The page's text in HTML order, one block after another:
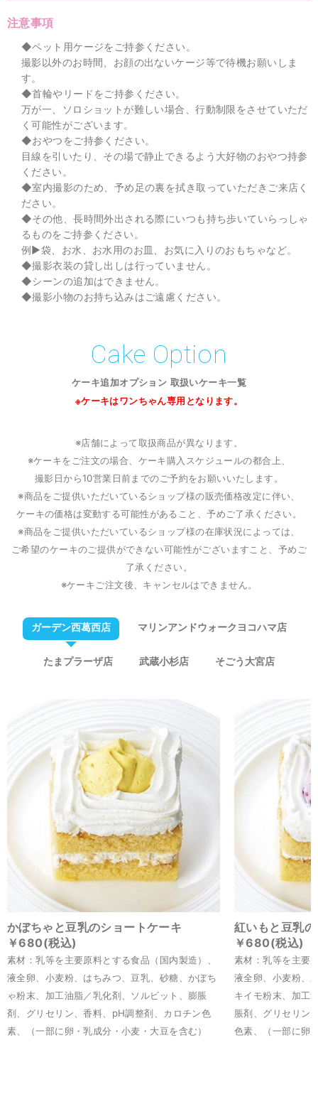
注意事項
◆ペット用ケージをご持参ください。
撮影以外のお時間、お顔の出ないケージ等で待機お願いしま
す。
◆首輪やリードをご持参ください。
万が一、ソロショットが難しい場合、行動制限をさせていただ
く可能性がございます。
◆おやつをご持参ください。
目線を引いたり、その場で静止できるよう大好物のおやつ持参
ください。
◆室内撮影のため、予め足の裏を拭き取っていただきご来店く
ださい。
◆その他、長時間外出される際にいつも持ち歩いていらっしゃ
るものをご持参ください。
例▶︎袋、お水、お水用のお皿、お気に入りのおもちゃなど。
◆撮影衣装の貸し出しは行っていません。
◆シーンの追加はできません。
◆撮影小物のお持ち込みはご遠慮ください。
Cake Option
ケーキ追加オプション 取扱いケーキ一覧
※ケーキはワンちゃん専用となります。
※店舗によって取扱商品が異なります。
※ケーキをご注文の場合、ケーキ購入スケジュールの都合上、
撮影日から10営業日前までのご予約をお願いいたします。
※商品をご提供いただいているショップ様の販売価格改定に伴い、
ケーキの価格は変動する可能性があること、予めご了承ください。
※商品をご提供いただいているショップ様の在庫状況によっては、
ご希望のケーキのご提供ができない可能性がございますこと、予めご
了承ください。
※ケーキご注文後、キャンセルはできません。
ガーデン西葛西店 マリンアンドウォークヨコハマ店
たまプラーザ店 武蔵小杉店 そごう大宮店
かぼちゃと豆乳のショートケーキ
￥680(税込)
素材：乳等を主要原料とする食品（国内製造）、
液全卵、小麦粉、はちみつ、豆乳、砂糖、かぼち
ゃ粉末、加工油脂／乳化剤、ソルビット、膨脹
剤、グリセリン、香料、pH調整剤、カロチン色
素、（一部に卵・乳成分・小麦・大豆を含む）
紅いもと豆乳
￥680(税込)
素材：乳等を主要
液全卵、小麦粉、
キイモ粉末、加工
脹剤、グリセリン
色素、（一部に卵